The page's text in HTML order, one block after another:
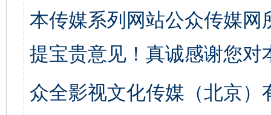
本传媒系列网站公众传媒
提宝贵意见！真诚感谢您
众全影视文化传媒（北京）